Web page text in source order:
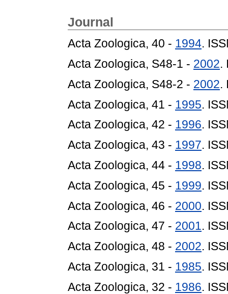
Journal
Acta Zoologica, 40 - 1994.
Acta Zoologica, S48-1 - 2002.
Acta Zoologica, S48-2 - 2002.
Acta Zoologica, 41 - 1995.
Acta Zoologica, 42 - 1996.
Acta Zoologica, 43 - 1997.
Acta Zoologica, 44 - 1998.
Acta Zoologica, 45 - 1999.
Acta Zoologica, 46 - 2000.
Acta Zoologica, 47 - 2001.
Acta Zoologica, 48 - 2002.
Acta Zoologica, 31 - 1985.
Acta Zoologica, 32 - 1986.